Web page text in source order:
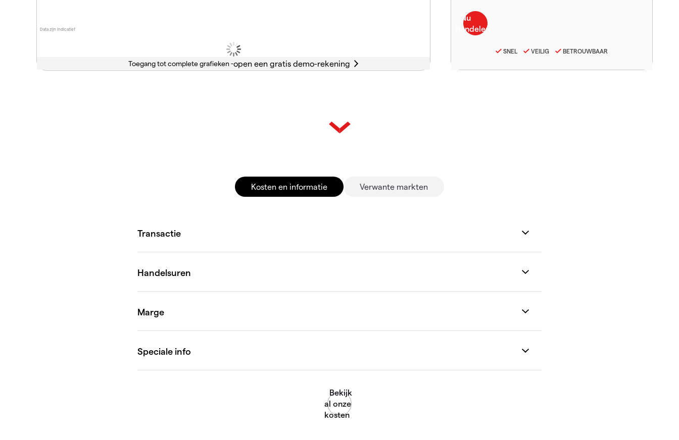
Data zijn indicatief
Toegang tot complete grafieken -
SNEL VEILIG BETROUWBAAR
Kosten en informatie Verwante markten